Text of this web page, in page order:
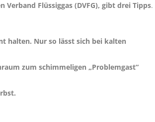
Flüssiggas (DVFG), gibt drei Tipps.
halten. Nur so lässt sich bei kalten
zum schimmeligen „Problemgast“